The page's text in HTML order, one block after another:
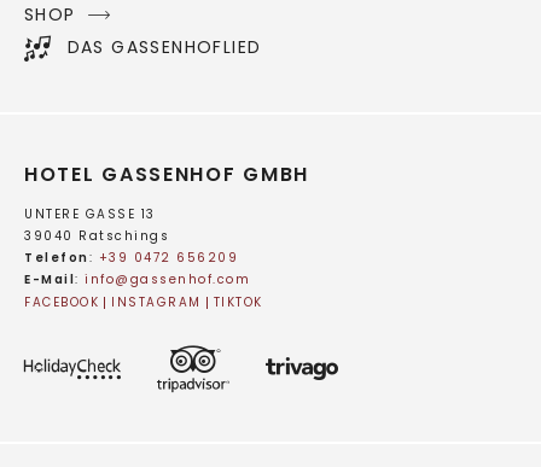
SHOP
DAS GASSENHOFLIED
HOTEL GASSENHOF GMBH
UNTERE GASSE 13
39040 Ratschings
Telefon: +39 0472 656209
E-Mail: info@ gassenhof.com
FACEBOOK
INSTAGRAM TIKTOK